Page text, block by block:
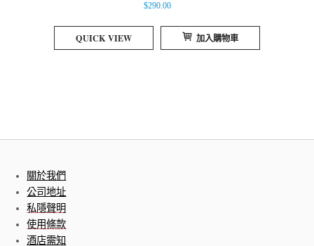
$290.00
QUICK VIEW 加入購物車
關於我們
公司地址
私隱聲明
使用條款
酒店需知